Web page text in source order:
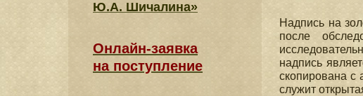
Надпись на
после
надпись
скопирована с
служит
Ю.А. Шичалина»
Онлайн-заявка
на поступление